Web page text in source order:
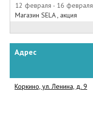
12 февраля - 16 февраля
Магазин SELA , акция
Адрес
Коркино, ул. Ленина, д. 9